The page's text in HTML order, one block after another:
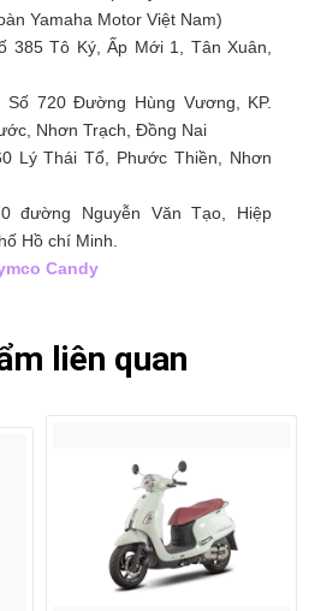
Yamaha Motor Việt Nam)
385 Tô Ký, Ấp Mới 1, Tân Xuân,
Số 720 Đường Hùng Vương, KP.
Nhơn Trạch, Đồng Nai
Lý Thái Tổ, Phước Thiền, Nhơn
đường Nguyễn Văn Tạo, Hiệp
Hồ chí Minh.
Candy
liên quan